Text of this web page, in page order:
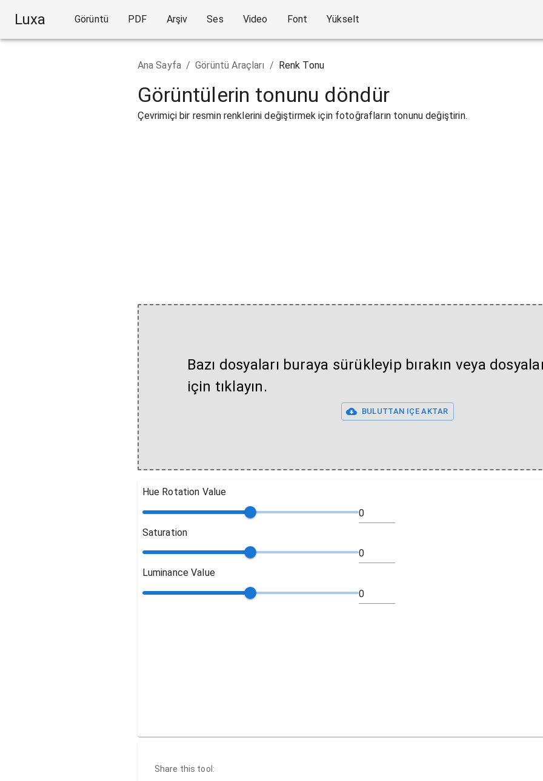
Luxa Görüntü PDF Arşiv Ses Video Font Yükselt
Ana Sayfa / Görüntü Araçları / Renk Tonu
Görüntülerin tonunu döndür
Çevrimiçi bir resmin renklerini değiştirmek için fotoğrafların tonunu değiştirin.
Bazı dosyaları buraya sürükleyip bırakın veya
için tıklayın.
BULUTTAN IÇE AKTAR
Hue Rotation Value
Saturation
Luminance Value
Share this tool: